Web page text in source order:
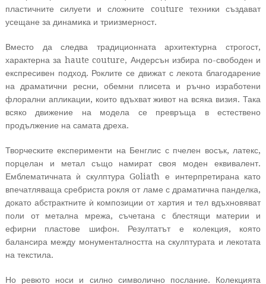
пластичните силуети и сложните couture техники създават
усещане за динамика и триизмерност.
Вместо да следва традиционната архитектурна строгост,
характерна за haute couture, Андерсън избира по-свободен и
експресивен подход. Роклите се движат с лекота благодарение
на драматични ресни, обемни плисета и ръчно изработени
флорални апликации, които вдъхват живот на всяка визия. Така
всяко движение на модела се превръща в естествено
продължение на самата дреха.
Творческите експерименти на Бенглис с пчелен восък, латекс,
порцелан и метал също намират своя моден еквивалент.
Емблематичната ѝ скулптура Goliath е интерпретирана като
впечатляваща сребриста рокля от ламе с драматична панделка,
докато абстрактните ѝ композиции от хартия и тел вдъхновяват
поли от метална мрежа, съчетана с блестящи материи и
ефирни пластове шифон. Резултатът е колекция, която
балансира между монументалността на скулптурата и лекотата
на текстила.
Но ревюто носи и силно символично послание. Колекцията